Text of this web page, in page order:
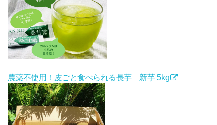
農薬不使用！皮ごと食べられる長芋 新芋 5kg